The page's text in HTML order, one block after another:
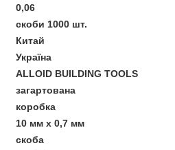
0,06
скоби 1000 шт.
Китай
Україна
ALLOID BUILDING TOOLS
загартована
коробка
10 мм х 0,7 мм
скоба